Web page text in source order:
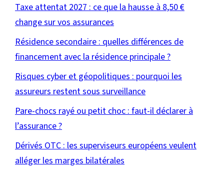
Taxe attentat 2027 : ce que la hausse à 8,50 €
change sur vos assurances
Résidence secondaire : quelles différences de
financement avec la résidence principale ?
Risques cyber et géopolitiques : pourquoi les
assureurs restent sous surveillance
Pare-chocs rayé ou petit choc : faut-il déclarer à
l’assurance ?
Dérivés OTC : les superviseurs européens veulent
alléger les marges bilatérales